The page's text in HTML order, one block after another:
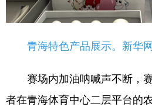
青海特色产品展示。新华
赛场内加油呐喊声不断，赛
者在青海体育中心二层平台的